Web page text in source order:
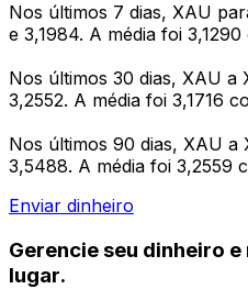
Nos últimos 7 dias, XAU
e 3,1984. A média foi
Nos últimos 30 dias, XAU a
3,2552. A média foi 3,1716
Nos últimos 90 dias, XAU a
3,5488. A média foi 3,2559
Enviar dinheiro
Gerencie seu dinheiro
lugar.